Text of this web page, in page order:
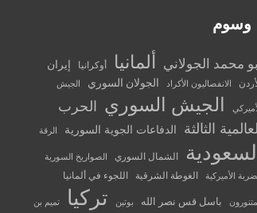
وسوم
أبو محمد الجولاني ألمانيا أوكرانيا إيران
الانفصاليون الأكراد الجولان السوري الجيش
الجيش السوري الحرب
الثالثة
الدفاعات الجوية السورية الرقة
الشمال السوري
الصواريخ السورية
الأميركية
الغوطة الشرقية اللجوء في ألمانيا
باسل قس نصر الله بوتين تركيا تميم بن